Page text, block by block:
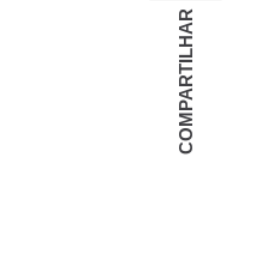
COMPARTILHAR